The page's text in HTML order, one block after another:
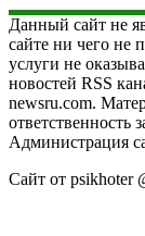
Данный сайт не
сайте ни чего не
услуги не
новостей RSS
newsru.com.
ответственность
Администрация
Сайт от psikhoter